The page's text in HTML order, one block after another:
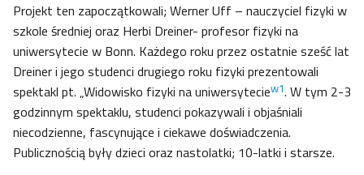
Projekt ten zapoczątkowali; Werner Uff – nauczyciel fizyki w
szkole średniej oraz Herbi Dreiner- profesor fizyki na
uniwersytecie w Bonn. Każdego roku przez ostatnie sześć lat
Dreiner i jego studenci drugiego roku fizyki prezentowali
spektakl pt. „Widowisko fizyki na uniwersyteciew1. W tym 2-3
godzinnym spektaklu, studenci pokazywali i objaśniali
niecodzienne, fascynujące i ciekawe doświadczenia.
Publicznością były dzieci oraz nastolatki; 10-latki i starsze.